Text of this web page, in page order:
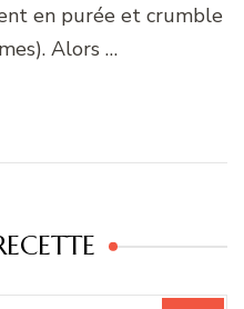
en purée et crumble
Alors …